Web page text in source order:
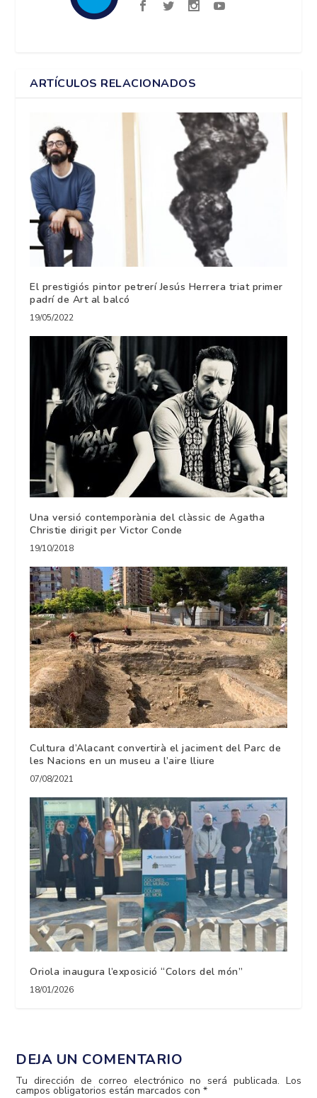
ARTÍCULOS RELACIONADOS
El prestigiós pintor petrerí Jesús Herrera triat primer
padrí de Art al balcó
19/05/2022
Una versió contemporània del clàssic de Agatha
Christie dirigit per Victor Conde
19/10/2018
Cultura d’Alacant convertirà el jaciment del Parc de
les Nacions en un museu a l’aire lliure
07/08/2021
Oriola inaugura l’exposició “Colors del món”
18/01/2026
DEJA UN COMENTARIO
Tu dirección de correo electrónico no será publicada. Los
campos obligatorios están marcados con*